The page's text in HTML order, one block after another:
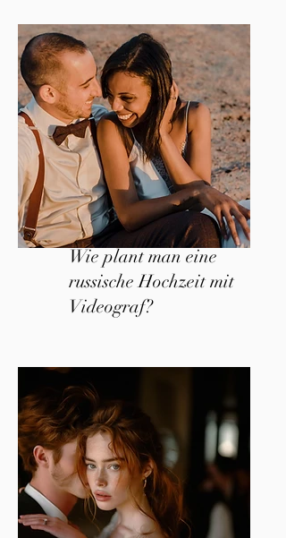
Wie plant man eine
russische Hochzeit mit
Videograf?